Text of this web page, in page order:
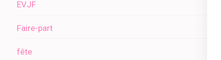
EVJF
Faire-part
fête